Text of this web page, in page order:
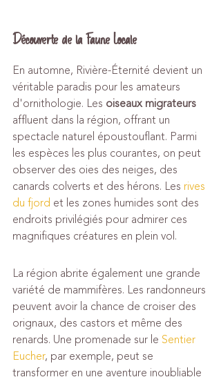
Découverte de la Faune Locale
En automne, Rivière-Éternité devient un
véritable paradis pour les amateurs
d'ornithologie. Les oiseaux migrateurs
affluent dans la région, offrant un
spectacle naturel époustouflant. Parmi
les espèces les plus courantes, on peut
observer des oies des neiges, des
canards colverts et des hérons. Les rives
du fjord et les zones humides sont des
endroits privilégiés pour admirer ces
magnifiques créatures en plein vol.
La région abrite également une grande
variété de mammifères. Les randonneurs
peuvent avoir la chance de croiser des
orignaux, des castors et même des
renards. Une promenade sur le Sentier
Eucher, par exemple, peut se
transformer en une aventure inoubliable